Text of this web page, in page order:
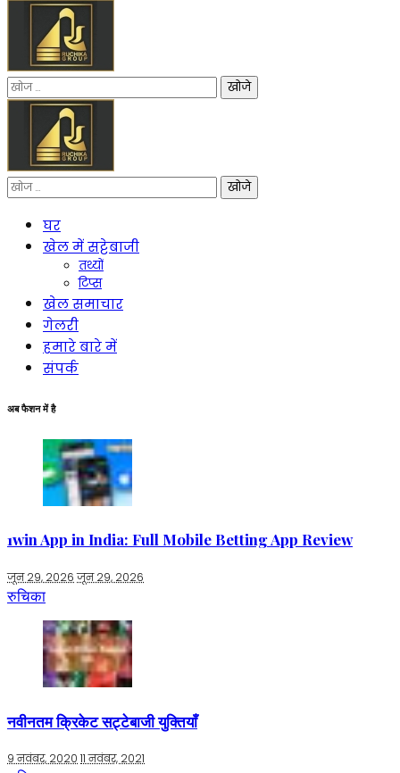
निम्न
को
निम्न
को
खोजें:
घर
खेल में सट्टेबाजी
तथ्यों
टिप्स
खेल समाचार
गेलरी
हमारे बारे में
संपर्क
अब फैशन में है
1win App in India: Full Mobile Betting App Review
जून 29, 2026 जून 29, 2026
रुचिका
नवीनतम क्रिकेट सट्टेबाजी युक्तियाँ
9 नवंबर, 2020 11 नवंबर, 2021